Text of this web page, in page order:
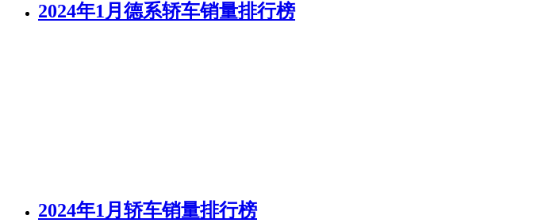
2024年1月德系轿车销量排行榜
2024年1月轿车销量排行榜